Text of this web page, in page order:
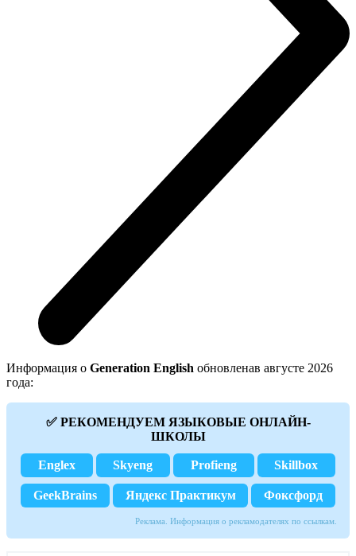
Информация о Generation English обновленав августе 2026
года:
✅ РЕКОМЕНДУЕМ ЯЗЫКОВЫЕ ОНЛАЙН-
ШКОЛЫ
Englex Skyeng Profieng Skillbox
GeekBrains Яндекс Практикум Фоксфорд
Реклама. Информация о рекламодателях по ссылкам.